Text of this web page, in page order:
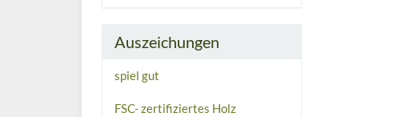
Auszeichungen
spiel gut
FSC- zertifiziertes Holz